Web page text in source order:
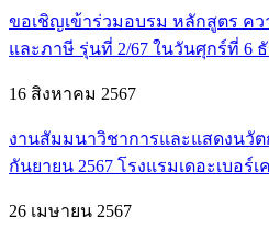
ขอเชิญเข้าร่วมอบรม หลักสูตร ค
และภาษี รุ่นที่ 2/67 ในวันศุกร์ที่ 6
16 สิงหาคม 2567
งานสัมมนาวิชาการและแสดงนวัต
กันยายน 2567 โรงแรมเดอะเบอร์
26 เมษายน 2567